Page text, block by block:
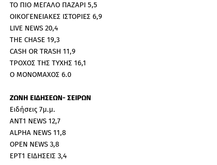
ΤΟ ΠΙΟ ΜΕΓΑΛΟ ΠΑΖΑΡΙ 5,5
ΟΙΚΟΓΕΝΕΙΑΚΕΣ ΙΣΤΟΡΙΕΣ 6,9
LIVE NEWS 20,4
THE CHASE 19,3
CASH OR TRASH 11,9
ΤΡΟΧΟΣ ΤΗΣ ΤΥΧΗΣ 16,1
Ο ΜΟΝΟΜΑΧΟΣ 6.0
ΖΩΝΗ ΕΙΔΗΣΕΩΝ- ΣΕΙΡΩΝ
Ειδήσεις 7μ.μ.
ΑΝΤ1 NEWS 12,7
ALPHA NEWS 11,8
OPEN NEWS 3,8
ΕΡΤ1 ΕΙΔΗΣΕΙΣ 3,4